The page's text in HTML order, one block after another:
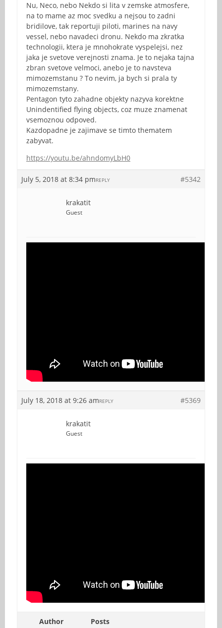
Nu, Neco, nebo Nekdo si lita v zemske atmosfere,
na to mame az moc svedku a nejsou to zadni
bridilove, tak reportuji piloti, marines na navy
vessel, nebo navadeci dronu. Nekdo ma zkratka
technologii, ktera je mnohokrate vyspelejsi, nez
jaka je svetove verejnosti znama. Je to nejaka tajna
zbran svetove velmoci, anebo je to navsteva
mimozemstanu ? To nevim, ja bych si prala ty
mimozemstany.
Pentagon tyto zahadne objekty nazyva korektne
Unindentified flying objects, coz muze znamenat
vsemoznou odpoved.
Kazdopadne je zajimave se timto thematem
zabyvat.
https://youtu.be/ahndomyLbH0
July 5, 2018 at 8:34 pm #5342
REPLY
krakatit
Guest
July 18, 2018 at 9:26 am #5369
REPLY
krakatit
Guest
Author Posts